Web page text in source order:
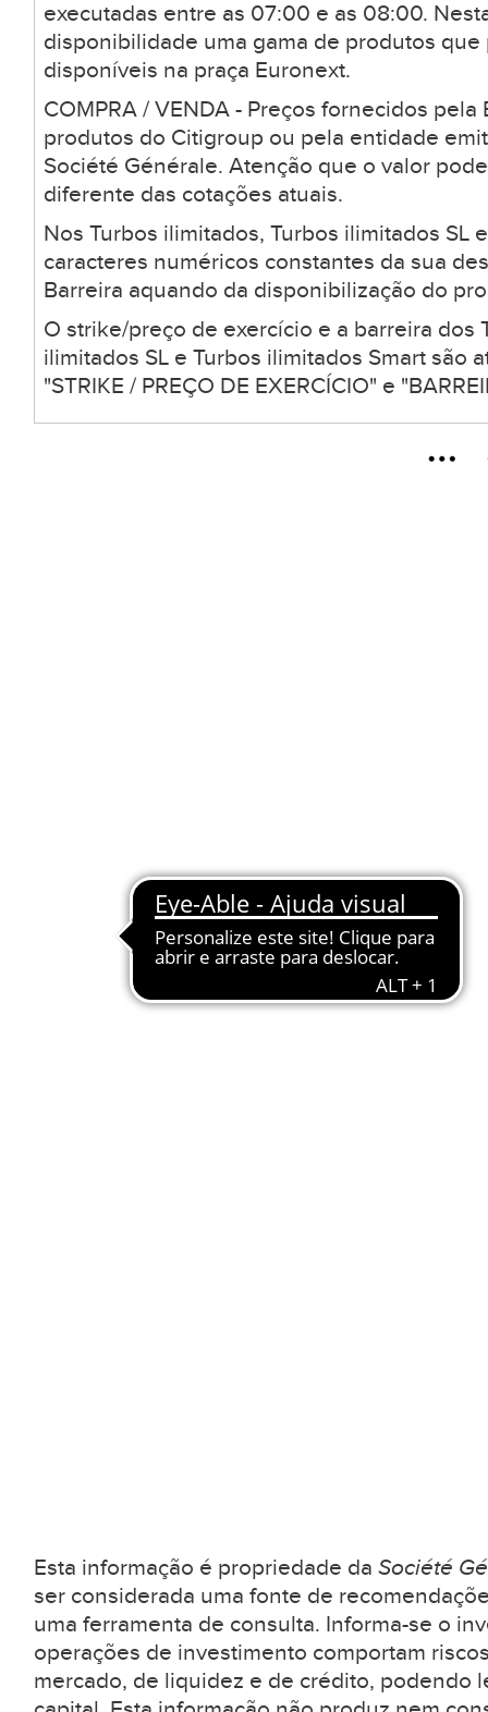
executadas entre as 07:00 e as 08:00.
disponibilidade uma gama de produtos
disponíveis na praça Euronext.
COMPRA / VENDA - Preços fornecidos
produtos do Citigroup ou pela entidade
Société Générale. Atenção que o valor
diferente das cotações atuais.
Nos Turbos ilimitados, Turbos ilimitados SL
caracteres numéricos constantes da sua
Barreira aquando da disponibilização do
O strike/preço de exercício e a barreira dos
ilimitados SL e Turbos ilimitados Smart são
"STRIKE / PREÇO DE EXERCÍCIO" e
Esta informação é propriedade da Société
ser considerada uma fonte de
uma ferramenta de consulta. Informa-se o
operações de investimento comportam
mercado, de liquidez e de crédito, podendo